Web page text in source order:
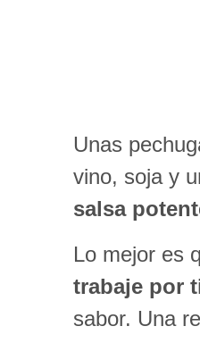
Unas
vino, soja y
salsa
Lo mejor es
trabaje por
sabor. Una